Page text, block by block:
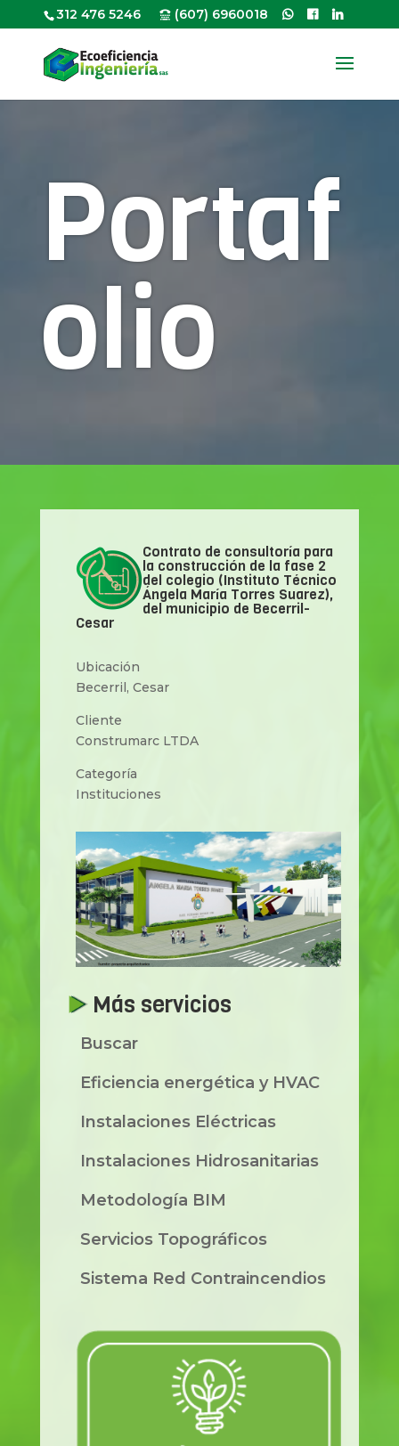
312 476 5246 (607) 6960018
Portaf
olio
Contrato de consultoría para
la construcción de la fase 2
del colegio (Instituto Técnico
Ángela María Torres Suarez),
del municipio de Becerril-
Cesar
Ubicación
Becerril, Cesar
Cliente
Construmarc LTDA
Categoría
Instituciones
Más servicios
Buscar
Eficiencia energética y HVAC
Instalaciones Eléctricas
Instalaciones Hidrosanitarias
Metodología BIM
Servicios Topográficos
Sistema Red Contraincendios